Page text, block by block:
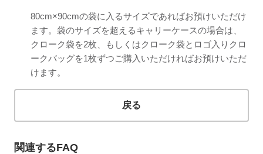
80cm×90cmの袋に入るサイズであればお預けいただけ
ます。袋のサイズを超えるキャリーケースの場合は、
クローク袋を2枚、もしくはクローク袋とロゴ入りクロ
ークバッグを1枚ずつご購入いただければお預けいただ
けます。
戻る
関連するFAQ